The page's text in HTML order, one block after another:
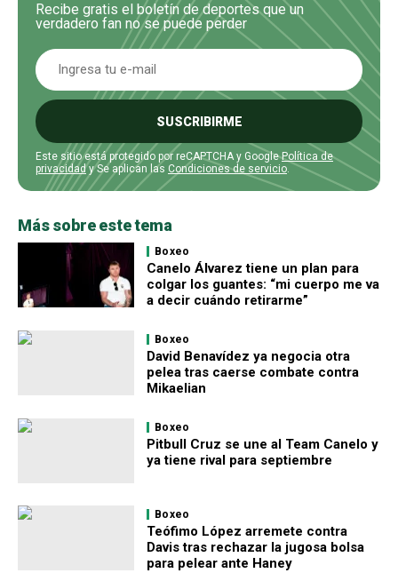
Recibe gratis el boletín de deportes que un
verdadero fan no se puede perder
SUSCRIBIRME
Este sitio está protegido por reCAPTCHA y GooglePolítica de
privacidady Se aplican las Condiciones de servicio.
Más sobre este tema
Boxeo
Canelo Álvarez tiene un plan para
colgar los guantes: “mi cuerpo me va
a decir cuándo retirarme”
Boxeo
David Benavídez ya negocia otra
pelea tras caerse combate contra
Mikaelian
Boxeo
Pitbull Cruz se une al Team Canelo y
ya tiene rival para septiembre
Boxeo
Teófimo López arremete contra
Davis tras rechazar la jugosa bolsa
para pelear ante Haney